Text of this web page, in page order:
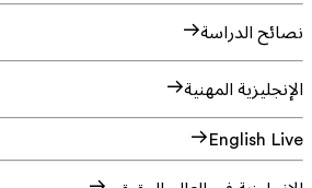
نصائح الدراسة
الإنجليزية المهنية
English Live